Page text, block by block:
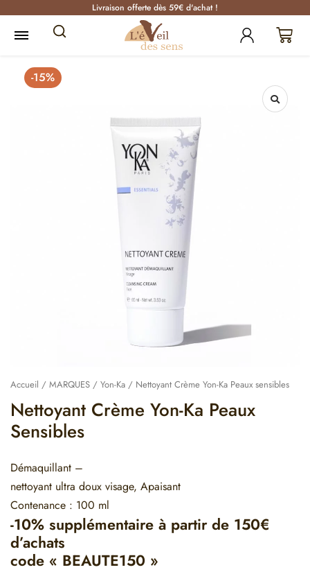
Livraison offerte dès 59€ d'achat !
-15%
Accueil / MARQUES / Yon-Ka / Nettoyant Crème Yon-Ka Peaux sensibles
Nettoyant Crème Yon-Ka Peaux
Sensibles
Démaquillant –
nettoyant ultra doux visage, Apaisant
Contenance : 100 ml
-10% supplémentaire à partir de 150€
d’achats
code « BEAUTE150 »